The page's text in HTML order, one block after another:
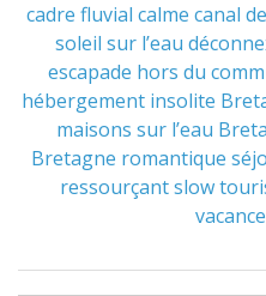
cadre fluvial calme canal
soleil sur l’eau
escapade hors du
hébergement insolite
maisons sur l’eau
Bretagne romantique
ressourçantslow